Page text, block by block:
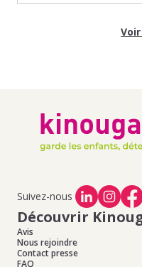
Suivez-nous
Découvrir
Avis
Nous rejoindre
Contact presse
FAQ